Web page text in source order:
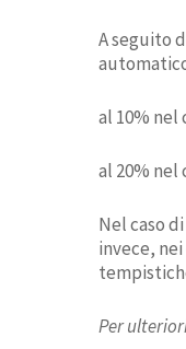
A seguito
al 10%
al 20%
Nel caso
invece,
Per